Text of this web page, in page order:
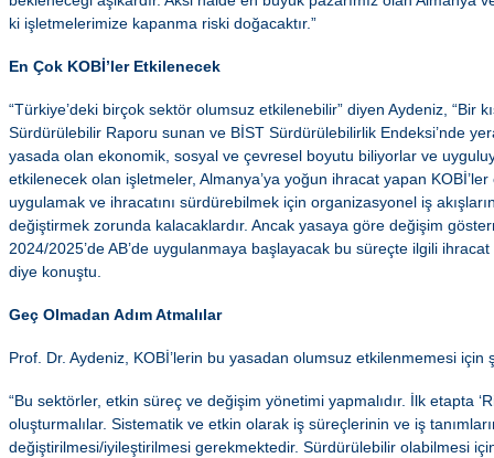
ki işletmelerimize kapanma riski doğacaktır.”
En Çok KOBİ’ler Etkilenecek
“Türkiye’deki birçok sektör olumsuz etkilenebilir” diyen Aydeniz, “Bir
Sürdürülebilir Raporu sunan ve BİST Sürdürülebilirlik Endeksi’nde
yasada olan ekonomik, sosyal ve çevresel boyutu biliyorlar ve
etkilenecek olan işletmeler, Almanya’ya yoğun ihracat yapan
uygulamak ve ihracatını sürdürebilmek için organizasyonel iş
değiştirmek zorunda kalacaklardır. Ancak yasaya göre değişim
2024/2025’de AB’de uygulanmaya başlayacak bu süreçte ilgili ihracat
diye konuştu.
Geç Olmadan Adım Atmalılar
Prof. Dr. Aydeniz, KOBİ’lerin bu yasadan olumsuz etkilenmemesi için
“Bu sektörler, etkin süreç ve değişim yönetimi yapmalıdır. İlk etapta
oluşturmalılar. Sistematik ve etkin olarak iş süreçlerinin ve iş
değiştirilmesi/iyileştirilmesi gerekmektedir. Sürdürülebilir olabilmesi